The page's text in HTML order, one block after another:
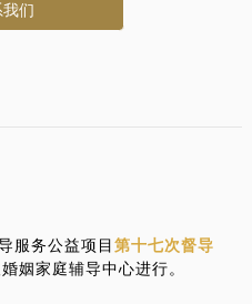
们
服务公益项目 第十七次督导
姻家庭辅导中心进行。